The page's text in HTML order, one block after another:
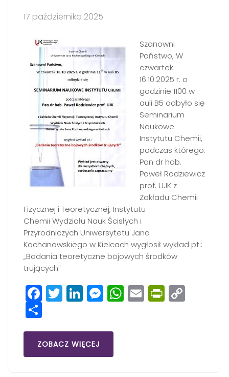
17 października 2025
Szanowni
Państwo, W
czwartek
16.10.2025 r. o
godzinie 1100 w
auli B5 odbyło się
Seminarium
Naukowe
Instytutu Chemii,
podczas którego:
Pan dr hab.
Paweł Rodziewicz
prof. UJK z
Zakładu Chemii
Fizycznej i Teoretycznej, Instytutu
Chemii Wydziału Nauk Ścisłych i
Przyrodniczych Uniwersytetu Jana
Kochanowskiego w Kielcach wygłosił wykład pt.:
„Badania teoretyczne bojowych środków
trujących”
Facebook
Twitter
LinkedIn
Messenger
WhatsApp
Email
Share
ZOBACZ WIĘCEJ